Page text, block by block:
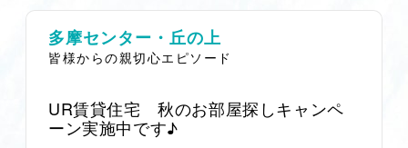
多摩センター・丘の上
皆様からの親切心エピソード
UR賃貸住宅 秋のお部屋探しキャンペ
ーン実施中です♪